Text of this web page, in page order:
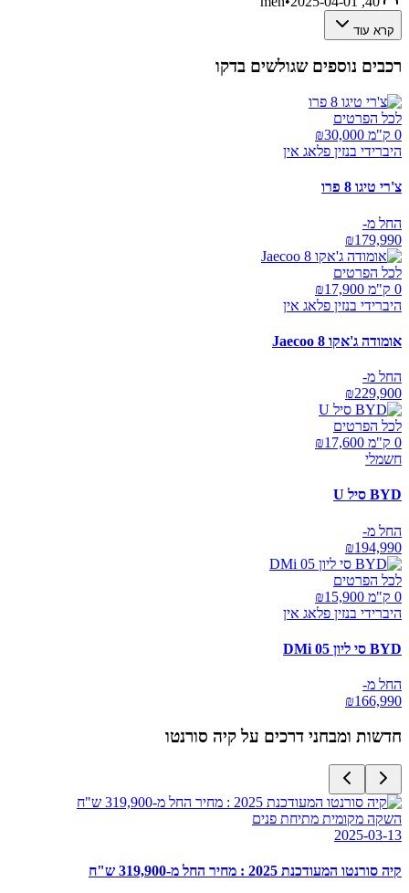
קרא עוד
רכבים נוספים שגולשים בדקו
לכל הפרטים
0 ק"מ ₪
30,000
היברידי בנזין פלאג אין
צ'רי טיגו 8 פרו
החל מ-
₪179,990
לכל הפרטים
0 ק"מ ₪
17,900
היברידי בנזין פלאג אין
אומודה ג'אקו Jaecoo 8
החל מ-
₪229,900
לכל הפרטים
0 ק"מ ₪
17,600
חשמלי
BYD סיל U
החל מ-
₪194,990
לכל הפרטים
0 ק"מ ₪
15,900
היברידי בנזין פלאג אין
BYD סי ליון 05 DMi
החל מ-
₪166,990
חדשות ומבחני דרכים על קיה סורנטו
השקה מקומית מתיחת פנים
2025-03-13
קיה סורנטו המעודכנת 2025 : מחיר החל מ-319,900 ש"ח